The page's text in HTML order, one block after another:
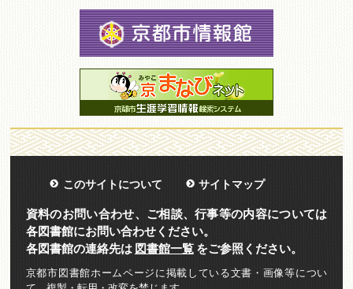
このサイトについて サイトマップ
資料のお問い合わせ、ご相談、行事等の内容については
各図書館にお問い合わせください。
各図書館の連絡先は 図書館一覧をご参照ください。
京都市図書館ホームページに掲載している文書・画像等につい